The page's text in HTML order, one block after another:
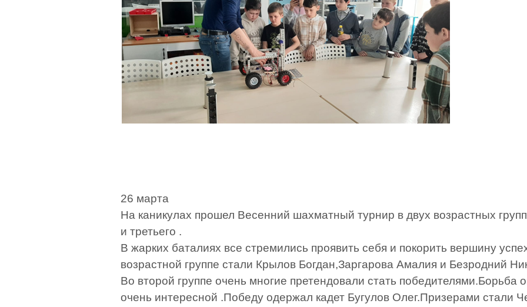
26 марта
На каникулах прошел Весенний шахматный турнир в двух возрастных
и третьего .
В жарких баталиях все стремились проявить себя и покорить вершину
возрастной группе стали Крылов Богдан,Заргарова Амалия и Безродний
Во второй группе очень многие претендовали стать победителями.Борьба
очень интересной .Победу одержал кадет Бугулов Олег.Призерами стали